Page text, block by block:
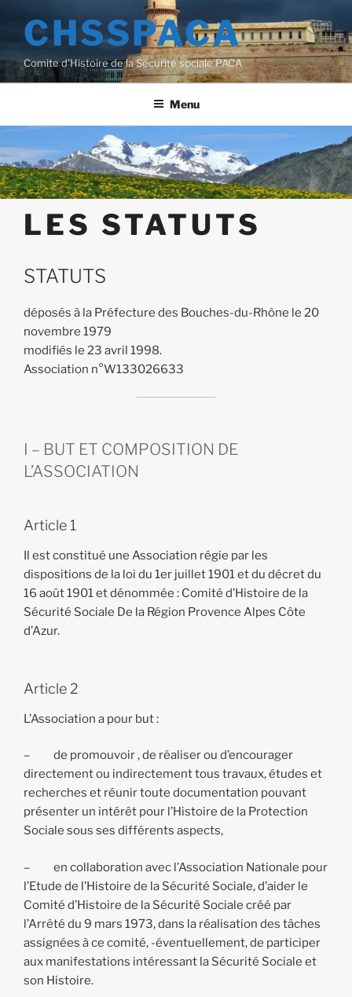
contenu
principal
CHSSPACA
Comite d'Histoire de la Sécurité sociale PACA
Menu
LES STATUTS
STATUTS
déposés à la Préfecture des Bouches-du-Rhône le 20
novembre 1979
modifiés le 23 avril 1998.
Association n°W133026633
I – BUT ET COMPOSITION DE
L’ASSOCIATION
Article 1
Il est constitué une Association régie par les
dispositions de la loi du 1er juillet 1901 et du décret du
16 août 1901 et dénommée : Comité d’Histoire de la
Sécurité Sociale De la Région Provence Alpes Côte
d’Azur.
Article 2
L’Association a pour but :
– de promouvoir , de réaliser ou d’encourager
directement ou indirectement tous travaux, études et
recherches et réunir toute documentation pouvant
présenter un intérêt pour l’Histoire de la Protection
Sociale sous ses différents aspects,
– en collaboration avec l’Association Nationale pour
l’Etude de l’Histoire de la Sécurité Sociale, d’aider le
Comité d’Histoire de la Sécurité Sociale créé par
l’Arrêté du 9 mars 1973, dans la réalisation des tâches
assignées à ce comité, -éventuellement, de participer
aux manifestations intéressant la Sécurité Sociale et
son Histoire.